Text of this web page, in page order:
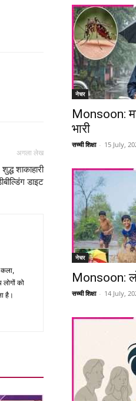
अगला लेख
शाकाहारी
डाइट
कला,
लोगों को
है।
नेचर
Monsoon:
भारी
सच्ची शिक्षा - 15 July,
नेचर
Monsoon:
सच्ची शिक्षा - 14 July,